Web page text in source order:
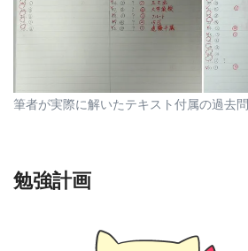
筆者が実際に解いたテキスト付属の過去問
勉強計画